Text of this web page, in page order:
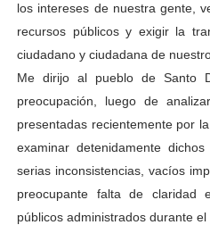
los intereses de nuestra gente,
recursos públicos y exigir la
ciudadano y ciudadana de
Me dirijo al pueblo de Santo
preocupación, luego de
presentadas recientemente por
examinar detenidamente
serias inconsistencias, vacíos
preocupante falta de
públicos administrados durante el